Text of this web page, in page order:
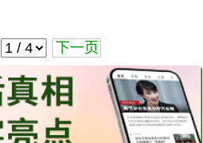
下一页